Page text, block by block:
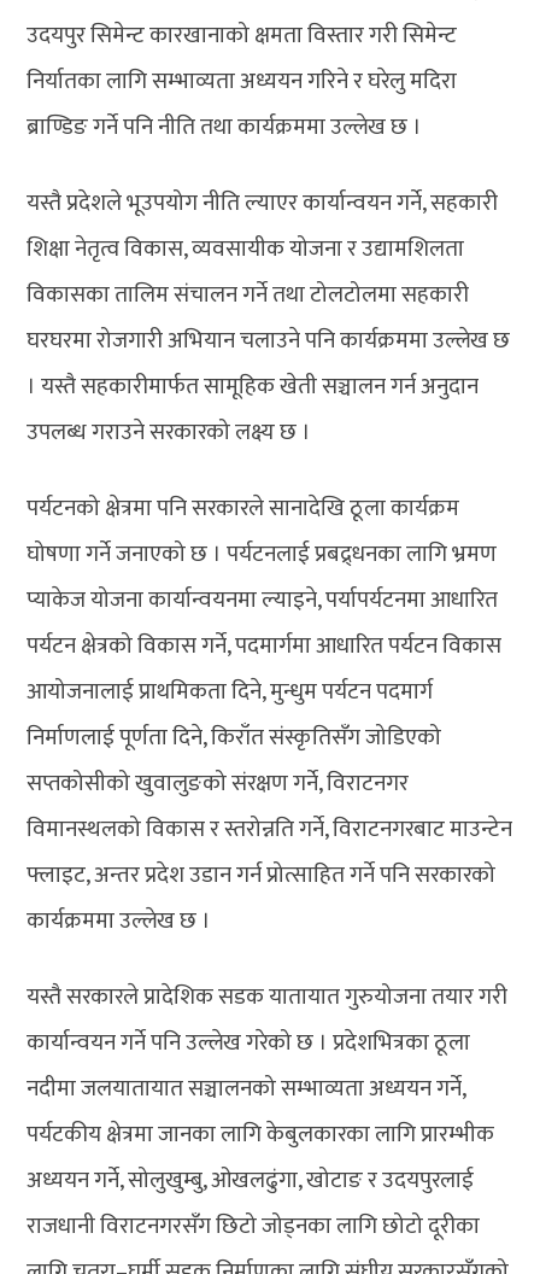
उदयपुर सिमेन्ट कारखानाको क्षमता विस्तार गरी सिमेन्ट
निर्यातका लागि सम्भाव्यता अध्ययन गरिने र घरेलु मदिरा
ब्राण्डिङ गर्ने पनि नीति तथा कार्यक्रममा उल्लेख छ ।
यस्तै प्रदेशले भूउपयोग नीति ल्याएर कार्यान्वयन गर्ने, सहकारी
शिक्षा नेतृत्व विकास, व्यवसायीक योजना र उद्यामशिलता
विकासका तालिम संचालन गर्ने तथा टोलटोलमा सहकारी
घरघरमा रोजगारी अभियान चलाउने पनि कार्यक्रममा उल्लेख छ
। यस्तै सहकारीमार्फत सामूहिक खेती सञ्चालन गर्न अनुदान
उपलब्ध गराउने सरकारको लक्ष्य छ ।
पर्यटनको क्षेत्रमा पनि सरकारले सानादेखि ठूला कार्यक्रम
घोषणा गर्ने जनाएको छ । पर्यटनलाई प्रबद्र्धनका लागि भ्रमण
प्याकेज योजना कार्यान्वयनमा ल्याइने, पर्यापर्यटनमा आधारित
पर्यटन क्षेत्रको विकास गर्ने, पदमार्गमा आधारित पर्यटन विकास
आयोजनालाई प्राथमिकता दिने, मुन्धुम पर्यटन पदमार्ग
निर्माणलाई पूर्णता दिने, किराँत संस्कृतिसँग जोडिएको
सप्तकोसीको खुवालुङको संरक्षण गर्ने, विराटनगर
विमानस्थलको विकास र स्तरोन्नति गर्ने, विराटनगरबाट माउन्टेन
फ्लाइट, अन्तर प्रदेश उडान गर्न प्रोत्साहित गर्ने पनि सरकारको
कार्यक्रममा उल्लेख छ ।
यस्तै सरकारले प्रादेशिक सडक यातायात गुरुयोजना तयार गरी
कार्यान्वयन गर्ने पनि उल्लेख गरेको छ । प्रदेशभित्रका ठूला
नदीमा जलयातायात सञ्चालनको सम्भाव्यता अध्ययन गर्ने,
पर्यटकीय क्षेत्रमा जानका लागि केबुलकारका लागि प्रारम्भीक
अध्ययन गर्ने, सोलुखुम्बु, ओखलढुंगा, खोटाङ र उदयपुरलाई
राजधानी विराटनगरसँग छिटो जोड्नका लागि छोटो दूरीका